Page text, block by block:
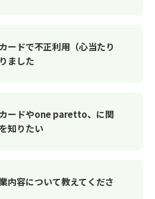
ードで不正利用（心当たり
ました
ードやone paretto、に関
知りたい
内容について教えてくださ